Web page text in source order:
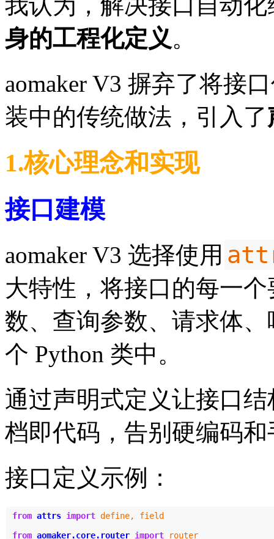
身的工程化定义 。
aomaker V3 摒弃了将接
装中的传统做法，引入了
1.核心理念和实现
接口建模
aomaker V3 选择使用
大特性，将接口的每一
数、查询参数、请求体
个 Python 类中。
通过声明式定义让接口
档即代码，告别硬编码
接口定义示例：
from attrs import define,
field
from aomaker.core.router import router